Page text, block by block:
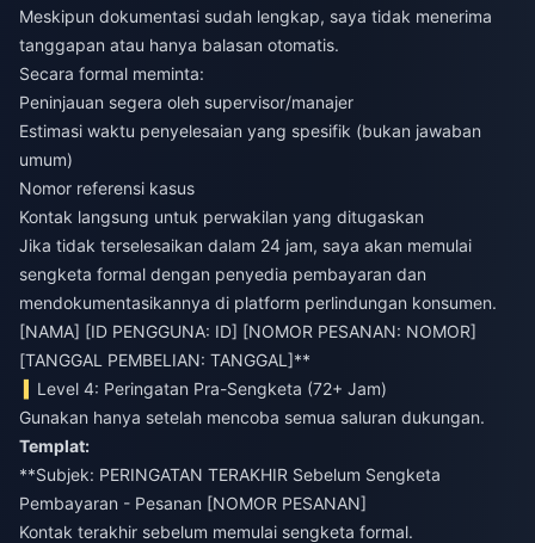
Meskipun dokumentasi sudah lengkap, saya tidak menerima
tanggapan atau hanya balasan otomatis.
Secara formal meminta:
Peninjauan segera oleh supervisor/manajer
Estimasi waktu penyelesaian yang spesifik (bukan jawaban
umum)
Nomor referensi kasus
Kontak langsung untuk perwakilan yang ditugaskan
Jika tidak terselesaikan dalam 24 jam, saya akan memulai
sengketa formal dengan penyedia pembayaran dan
mendokumentasikannya di platform perlindungan konsumen.
[NAMA] [ID PENGGUNA: ID] [NOMOR PESANAN: NOMOR]
[TANGGAL PEMBELIAN: TANGGAL]**
Level 4: Peringatan Pra-Sengketa (72+ Jam)
Gunakan hanya setelah mencoba semua saluran dukungan.
Templat:
**Subjek: PERINGATAN TERAKHIR Sebelum Sengketa
Pembayaran - Pesanan [NOMOR PESANAN]
Kontak terakhir sebelum memulai sengketa formal.